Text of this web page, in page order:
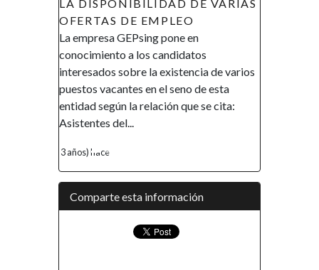
LA DISPONIBILIDAD DE VARIAS
OFERTAS DE EMPLEO
La empresa GEPsing pone en
conocimiento a los candidatos
interesados sobre la existencia de varios
puestos vacantes en el seno de esta
entidad según la relación que se cita:
Asistentes del...
ECUATORIAL
Gobierno de la
Ecuatorial en el marco
promover la inclusión y
financiera, así como el
Comparte esta información